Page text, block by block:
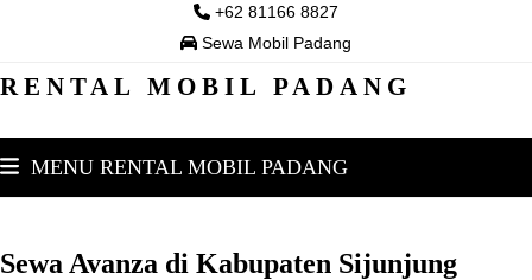
+62 81166 8827
Sewa Mobil Padang
RENTAL MOBIL PADANG
MENU RENTAL MOBIL PADANG
Sewa Avanza di Kabupaten Sijunjung